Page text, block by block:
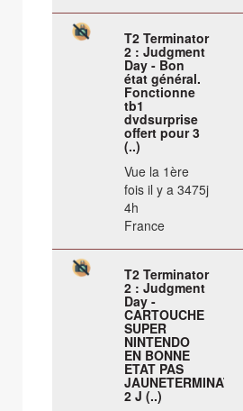
T2 Terminator
2 : Judgment
Day - Bon
état général.
Fonctionne
tb1
dvdsurprise
offert pour 3
(..)
Vue la 1ère
fois il y a 3475j
4h
France
T2 Terminator
2 : Judgment
Day -
CARTOUCHE
SUPER
NINTENDO
EN BONNE
ETAT PAS
JAUNETERMINATOR
2 J (..)